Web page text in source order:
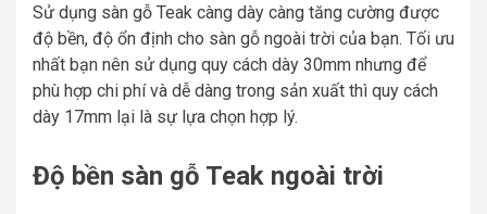
Sử dụng sàn gỗ Teak càng dày càng tăng cường được
độ bền, độ ổn định cho sàn gỗ ngoài trời của bạn. Tối ưu
nhất bạn nên sử dụng quy cách dày 30mm nhưng để
phù hợp chi phí và dễ dàng trong sản xuất thì quy cách
dày 17mm lại là sự lựa chọn hợp lý.
Độ bền sàn gỗ Teak ngoài trời